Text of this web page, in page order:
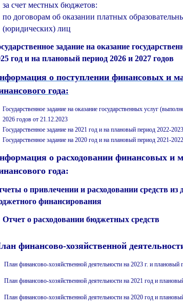
за счет местных бюджетов:
по договорам об оказании платных
(юридических) лиц
задание на оказание
год и на плановый период 2026 и 2027 годов
о поступлении финансовых и
года:
Государственное задание на оказание государственных услуг
2026 годов от 21.12.2023
Государственное задание на 2021 год и на плановый период 2022-
Государственное задание на 2020 год и на плановый период 2021-
о расходовании финансовых и
года:
о привлечении и расходовании средств
финансирования
Отчет о расходовании бюджетных средств
финансово-хозяйственной
План финансово-хозяйственной деятельности на 2023 г. и
План финансово-хозяйственной деятельности на 2021 год и
План финансово-хозяйственной деятельности на 2020 год и